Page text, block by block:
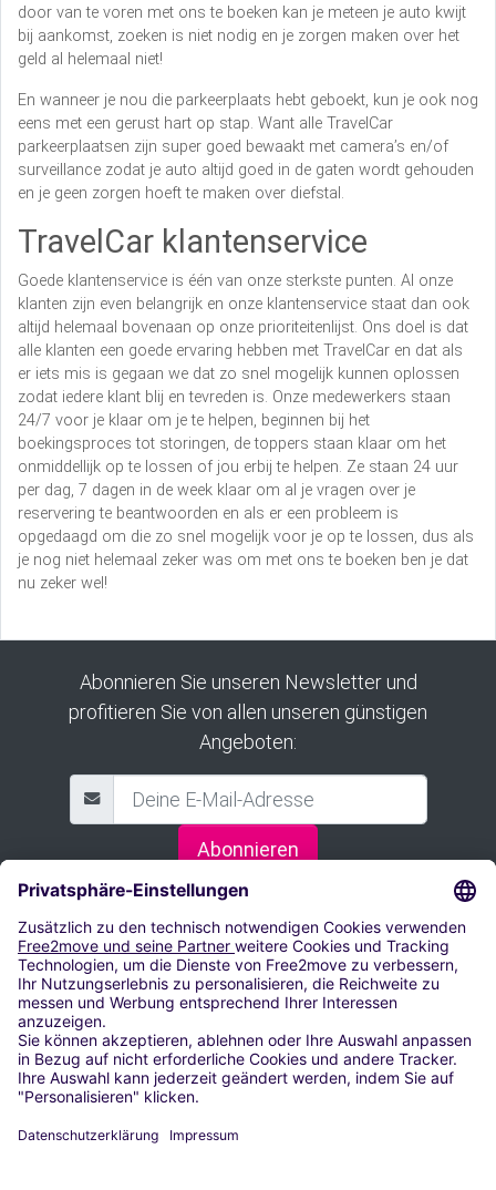
door van te voren met ons te boeken kan je meteen je auto kwijt
bij aankomst, zoeken is niet nodig en je zorgen maken over het
geld al helemaal niet!
En wanneer je nou die parkeerplaats hebt geboekt, kun je ook nog
eens met een gerust hart op stap. Want alle TravelCar
parkeerplaatsen zijn super goed bewaakt met camera’s en/of
surveillance zodat je auto altijd goed in de gaten wordt gehouden
en je geen zorgen hoeft te maken over diefstal.
TravelCar klantenservice
Goede klantenservice is één van onze sterkste punten. Al onze
klanten zijn even belangrijk en onze klantenservice staat dan ook
altijd helemaal bovenaan op onze prioriteitenlijst. Ons doel is dat
alle klanten een goede ervaring hebben met TravelCar en dat als
er iets mis is gegaan we dat zo snel mogelijk kunnen oplossen
zodat iedere klant blij en tevreden is. Onze medewerkers staan
24/7 voor je klaar om je te helpen, beginnen bij het
boekingsproces tot storingen, de toppers staan klaar om het
onmiddellijk op te lossen of jou erbij te helpen. Ze staan 24 uur
per dag, 7 dagen in de week klaar om al je vragen over je
reservering te beantwoorden en als er een probleem is
opgedaagd om die zo snel mogelijk voor je op te lossen, dus als
je nog niet helemaal zeker was om met ons te boeken ben je dat
nu zeker wel!
Abonnieren Sie unseren Newsletter und
profitieren Sie von allen unseren günstigen
Angeboten:
Abonnieren